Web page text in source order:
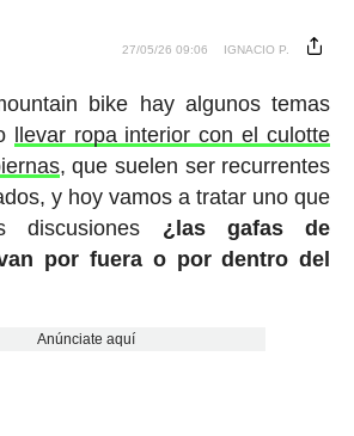
27/05/26 09:06 IGNACIO P.
bike hay algunos temas
llevar ropa interior con el culotte
, que suelen ser recurrentes
y hoy vamos a tratar uno que
discusiones ¿las gafas de
por fuera o por dentro del
Anúnciate aquí